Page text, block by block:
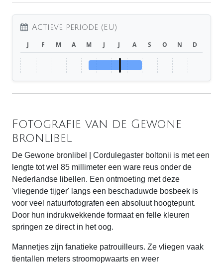
Actieve periode (EU)
J F M A M J J A S O N D
Fotografie van de Gewone
bronlibel
De Gewone bronlibel | Cordulegaster boltonii is met een
lengte tot wel 85 millimeter een ware reus onder de
Nederlandse libellen. Een ontmoeting met deze
'vliegende tijger' langs een beschaduwde bosbeek is
voor veel natuurfotografen een absoluut hoogtepunt.
Door hun indrukwekkende formaat en felle kleuren
springen ze direct in het oog.
Mannetjes zijn fanatieke patrouilleurs. Ze vliegen vaak
tientallen meters stroomopwaarts en weer